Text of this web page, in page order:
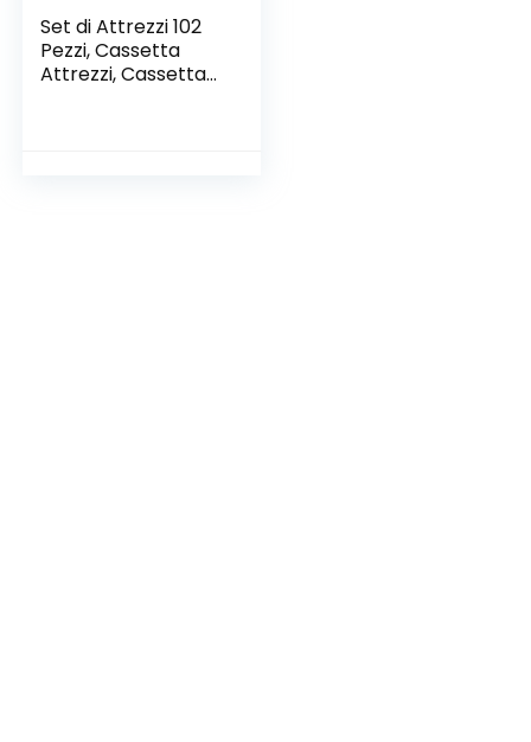
Set di Attrezzi 102
Pezzi, Cassetta
Attrezzi, Cassetta